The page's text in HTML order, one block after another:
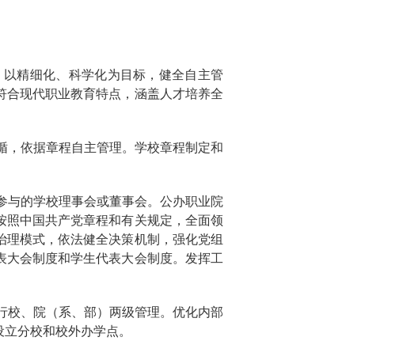
精细化、科学化为目标，健全自主管
现代职业教育特点，涵盖人才培养全
，依据章程自主管理。学校章程制定和
与的学校理事会或董事会。公办职业院
中国共产党章程和有关规定，全面领
模式，依法健全决策机制，强化党组
会制度和学生代表大会制度。发挥工
校、院（系、部）两级管理。优化内部
分校和校外办学点。